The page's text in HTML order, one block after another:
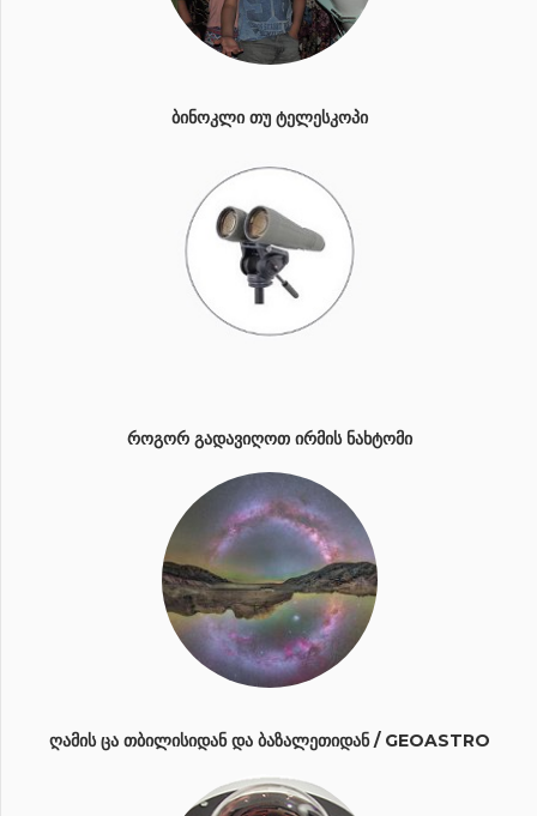
ᲑᲘᲜᲝᲙᲚᲘ ᲗᲣ ᲢᲔᲚᲔᲡᲙᲝᲞᲘ
ᲠᲝᲒᲝᲠ ᲒᲐᲓᲐᲕᲘᲦᲝᲗ ᲘᲠᲛᲘᲡ ᲜᲐᲮᲢᲝᲛᲘ
ᲦᲐᲛᲘᲡ ᲪᲐ ᲗᲑᲘᲚᲘᲡᲘᲓᲐᲜ ᲓᲐ ᲑᲐᲖᲐᲚᲔᲗᲘᲓᲐᲜ / GEOASTRO